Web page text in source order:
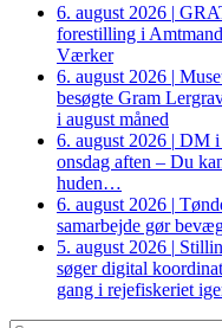
6. august 2026 |
forestilling i
Værker
6. august 2026 |
besøgte Gram
i august måned
6. august 2026 | DM i
onsdag aften – Du
huden…
6. august 2026 |
samarbejde gør
5. august 2026 |
søger digital
gang i rejefiskeriet